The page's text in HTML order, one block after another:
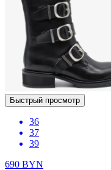
Быстрый просмотр
36
37
39
690 BYN